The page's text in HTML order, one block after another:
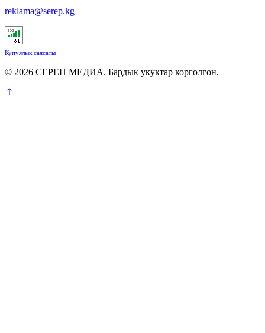
reklama@serep.kg
Купуялык саясаты
© 2026 СЕРЕП МЕДИА. Бардык укуктар корголгон.